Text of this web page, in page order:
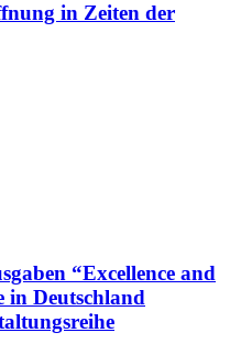
in Zeiten der
“Excellence and
in Deutschland